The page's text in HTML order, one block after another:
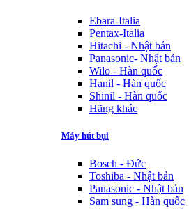
Ebara-Italia
Pentax-Italia
Hitachi - Nhật bản
Panasonic- Nhật bản
Wilo - Hàn quốc
Hanil - Hàn quốc
Shinil - Hàn quốc
Hãng khác
Máy hút bụi
Bosch - Đức
Toshiba - Nhật bản
Panasonic - Nhật bản
Sam sung - Hàn quốc